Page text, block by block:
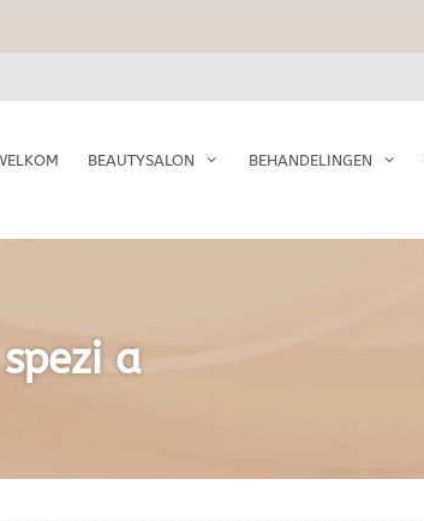
BEAUTYSALON BEHANDELINGEN
spezi a